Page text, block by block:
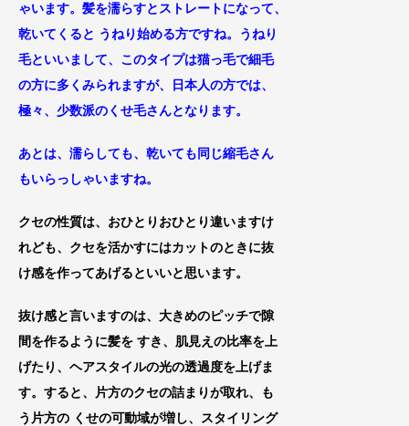
ゃいます。髪を濡らすとストレートになって、
乾いてくると うねり始める方ですね。うねり
毛といいまして、このタイプは猫っ毛で細毛
の方に多くみられますが、日本人の方では、
極々、少数派のくせ毛さんとなります。
あとは、濡らしても、乾いても同じ縮毛さん
もいらっしゃいますね。
クセの性質は、おひとりおひとり違いますけ
れども、クセを活かすにはカットのときに抜
け感を作ってあげるといいと思います。
抜け感と言いますのは、大きめのピッチで隙
間を作るように髪を すき、肌見えの比率を上
げたり、ヘアスタイルの光の透過度を上げま
す。すると、片方のクセの詰まりが取れ、
も
う片方の くせの可動域が増し、スタイリング